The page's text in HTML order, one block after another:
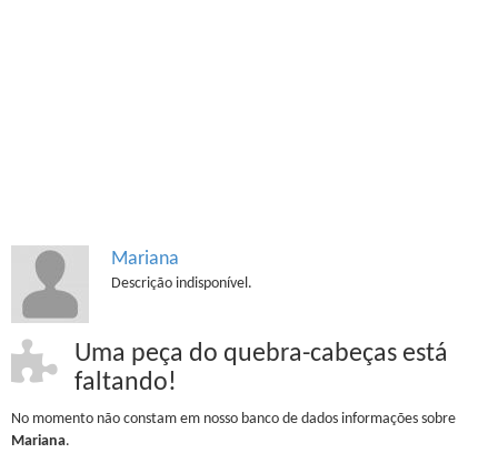
Mariana
Descrição indisponível.
Uma peça do quebra-cabeças está
faltando!
No momento não constam em nosso banco de dados informações sobre
Mariana.